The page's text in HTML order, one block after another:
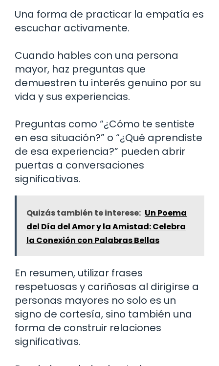
Una forma de practicar la empatía es
escuchar activamente.
Cuando hables con una persona
mayor, haz preguntas que
demuestren tu interés genuino por su
vida y sus experiencias.
Preguntas como “¿Cómo te sentiste
en esa situación?” o “¿Qué aprendiste
de esa experiencia?” pueden abrir
puertas a conversaciones
significativas.
Quizás también te interese: Un Poema
del Día del Amor y la Amistad: Celebra
la Conexión con Palabras Bellas
En resumen, utilizar frases
respetuosas y cariñosas al dirigirse a
personas mayores no solo es un
signo de cortesía, sino también una
forma de construir relaciones
significativas.